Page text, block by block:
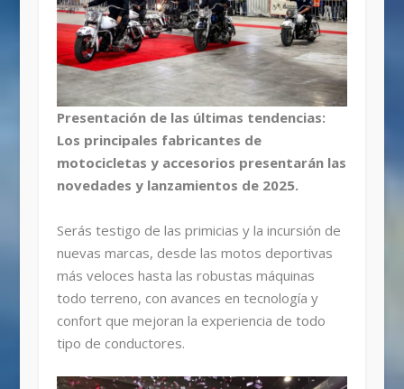
Presentación de las últimas tendencias:
Los principales fabricantes de
motocicletas y accesorios presentarán las
novedades y lanzamientos de 2025.
Serás testigo de las primicias y la incursión de
nuevas marcas, desde las motos deportivas
más veloces hasta las robustas máquinas
todo terreno, con avances en tecnología y
confort que mejoran la experiencia de todo
tipo de conductores.